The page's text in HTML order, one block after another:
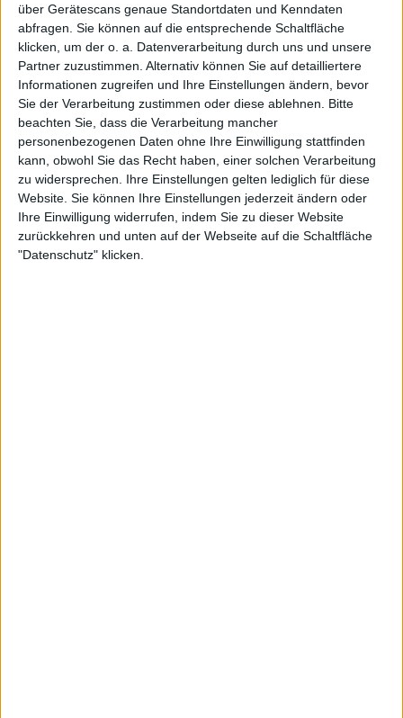
über Gerätescans genaue Standortdaten und Kenndaten
abfragen. Sie können auf die entsprechende Schaltfläche
klicken, um der o. a. Datenverarbeitung durch uns und unsere
Partner zuzustimmen. Alternativ können Sie auf detailliertere
Informationen zugreifen und Ihre Einstellungen ändern, bevor
Sie der Verarbeitung zustimmen oder diese ablehnen.
Bitte
beachten Sie, dass die Verarbeitung mancher
personenbezogenen Daten ohne Ihre Einwilligung stattfinden
kann, obwohl Sie das Recht haben, einer solchen Verarbeitung
zu widersprechen. Ihre Einstellungen gelten lediglich für diese
Website. Sie können Ihre Einstellungen jederzeit ändern oder
Ihre Einwilligung widerrufen, indem Sie zu dieser Website
zurückkehren und unten auf der Webseite auf die Schaltfläche
"Datenschutz" klicken.
Die Serie schlechter Ergebnisse hat Daniil ans Ende
der Top 10 gebracht, und angesichts der vielen
guten Spieler, die auf ihn lauern, könnte er weiter
fallen. Es ist an der Zeit, dass der ehemalige
Weltranglistenerste die Kurve kriegt und sein
Selbstvertrauen zurückgewinnt.